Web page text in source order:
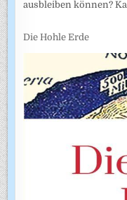
ausbleiben können?
Die Hohle Erde